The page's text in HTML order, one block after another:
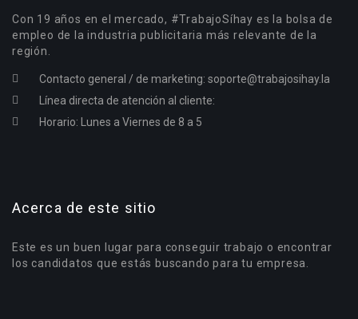
Con 19 años en el mercado, #TrabajoSíhay es la bolsa de
empleo de la industria publicitaria más relevante de la
región.
Contacto general / de marketing: soporte@trabajosihay.la
Línea directa de atención al cliente:
Horario: Lunes a Viernes de 8 a 5
Acerca de este sitio
Este es un buen lugar para conseguir trabajo o encontrar
los candidatos que estás buscando para tu empresa.